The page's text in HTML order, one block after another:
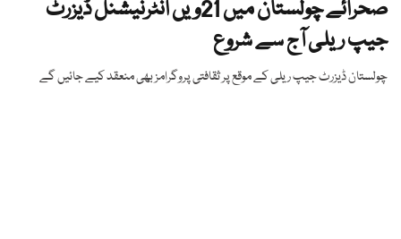
صحرائے چولستان میں 21ویں انٹرنیشنل ڈیزرٹ
جیپ ریلی آج سے شروع
چولستان ڈیزرٹ جیپ ریلی کے موقع پر ثقافتی پروگرامز بھی منعقد کیے جائیں گے